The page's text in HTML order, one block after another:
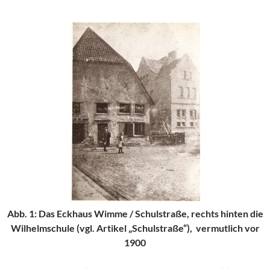
Abb. 1: Das Eckhaus Wimme / Schulstraße, rechts hinten die
Wilhelmschule (vgl. Artikel „Schulstraße“), vermutlich vor
1900